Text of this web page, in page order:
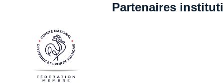
Partenaires